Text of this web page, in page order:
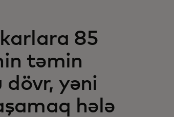
85
təmin
yəni
hələ